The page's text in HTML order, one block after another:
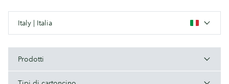
Italy | Italia
Prodotti